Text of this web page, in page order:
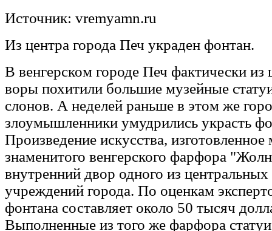
Источник: vremyamn.ru
Из центра города Печ украден фонтан.
В венгерском городе Печ фактически из
воры похитили большие музейные
слонов. А неделей раньше в этом же
злоумышленники умудрились украсть
Произведение искусства, изготовленное
знаменитого венгерского фарфора
внутренний двор одного из
учреждений города. По оценкам
фонтана составляет около 50 тысяч
Выполненные из того же фарфора